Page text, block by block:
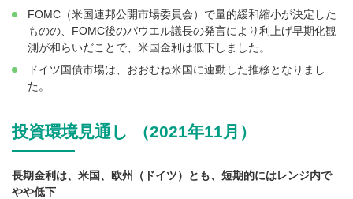
FOMC（米国連邦公開市場委員会）で量的緩和縮小が決定した
ものの、FOMC後のパウエル議長の発言により利上げ早期化観
測が和らいだことで、米国金利は低下しました。
ドイツ国債市場は、おおむね米国に連動した推移となりまし
た。
投資環境見通し （2021年11月）
長期金利は、米国、欧州（ドイツ）とも、短期的にはレンジ内で
やや低下